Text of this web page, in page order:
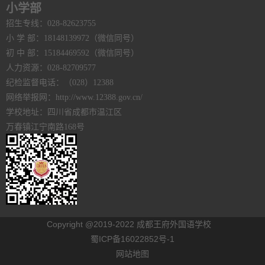
小学部
招生专线：028-82623755
小 学 部：18148139972（微信同号）
初 中 部：15184469592（微信同号）
人力资源：028-82709577
纪检监督电话：（028）12388
网络举报网：http://www.12388.gov.cn/
学校地址：四川省成都市温江区
万春镇江宁南路168号
Copyright @2019-2022 成都王府外国语学校
蜀ICP备16022852号-1
网站地图